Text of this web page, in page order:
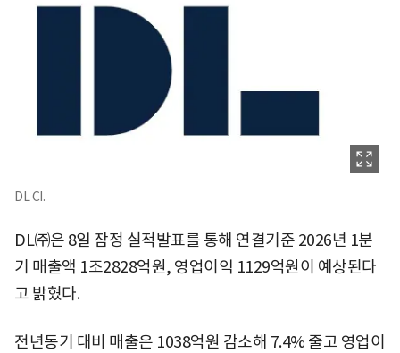
DL CI.
DL㈜은 8일 잠정 실적발표를 통해 연결기준 2026년 1분
기 매출액 1조2828억원, 영업이익 1129억원이 예상된다
고 밝혔다.
전년동기 대비 매출은 1038억원 감소해 7.4% 줄고 영업이